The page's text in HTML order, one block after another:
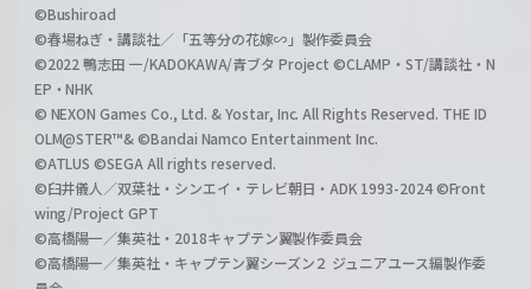
©Bushiroad
©春場ねぎ・講談社／「五等分の花嫁∽」製作委員会
©2022 鴨志田 一/KADOKAWA/青ブタ Project ©CLAMP・ST/講談社・N
EP・NHK
© NEXON Games Co., Ltd. & Yostar, Inc. All Rights Reserved. THE ID
OLM@STER™& ©Bandai Namco Entertainment Inc.
©ATLUS ©SEGA All rights reserved.
©臼井儀人／双葉社・シンエイ・テレビ朝日・ADK 1993-2024 ©Front
wing/Project GPT
©高橋陽一／集英社・2018キャプテン翼製作委員会
©高橋陽一／集英社・キャプテン翼シーズン２ ジュニアユース編製作委